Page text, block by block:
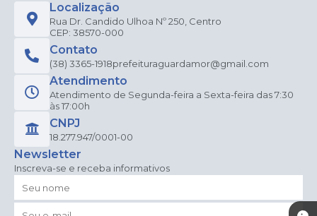
Localização
Rua Dr. Candido Ulhoa Nº 250, Centro
CEP: 38570-000
Contato
(38) 3365-1918prefeituraguardamor@gmail.com
Atendimento
Atendimento de Segunda-feira a Sexta-feira das 7:30
às 17:00h
CNPJ
18.277.947/0001-00
Newsletter
Inscreva-se e receba informativos